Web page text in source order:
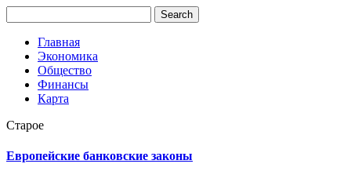
Главная
Экономика
Общество
Финансы
Карта
Старое
Европейские банковские законы